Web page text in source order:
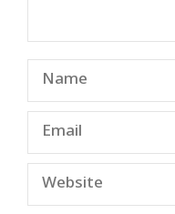
Name
Email
Website